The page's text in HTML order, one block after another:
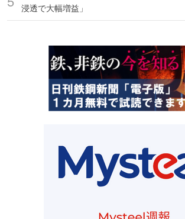
浸透で大幅増益」